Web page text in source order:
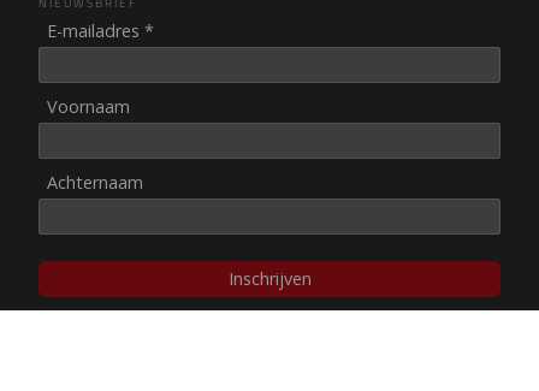
E-mailadres *
Voornaam
Achternaam
Inschrijven